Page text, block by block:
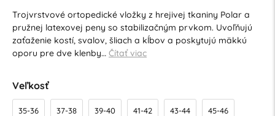
Trojvrstvové ortopedické vložky z hrejivej tkaniny Polar a
pružnej latexovej peny so stabilizačným prvkom. Uvoľňujú
zaťaženie kostí, svalov, šliach a kĺbov a poskytujú mäkkú
oporu pre dve klenby… Čítať viac
Veľkosť
35-36 37-38 39-40 41-42 43-44 45-46